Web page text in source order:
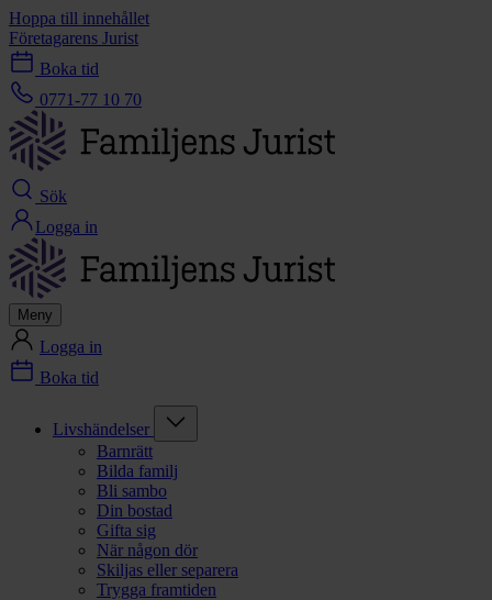
Hoppa till innehållet
Företagarens Jurist
Boka tid
0771-77 10 70
Sök
Logga in
Meny
Logga in
Boka tid
Livshändelser
Barnrätt
Bilda familj
Bli sambo
Din bostad
Gifta sig
När någon dör
Skiljas eller separera
Trygga framtiden